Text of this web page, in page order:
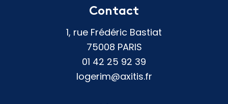
Contact
1, rue Frédéric Bastiat
75008 PARIS
01 42 25 92 39
logerim@axitis.fr